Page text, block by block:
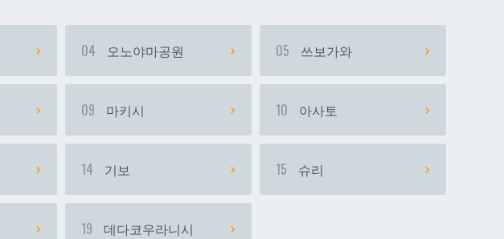
04 오노야마공원 05 쓰보가와
09 마키시 10 아사토
14 기보 15 슈리
19 데다코우라니시